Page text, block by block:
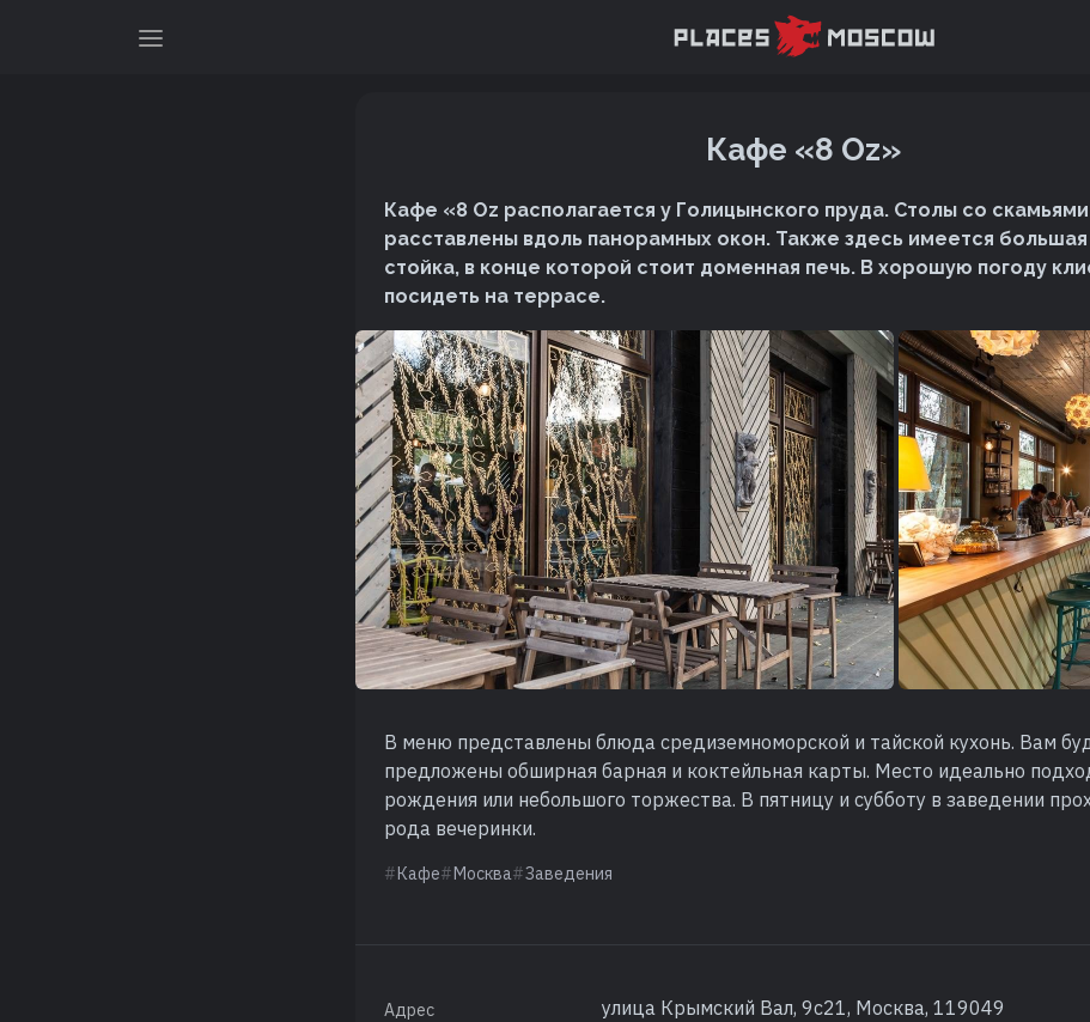
Кафе «8 Oz»
Кафе «8 Oz располагается у Голицынского пруда. Столы со скамьями
расставлены вдоль панорамных окон. Также здесь имеется
стойка, в конце которой стоит доменная печь. В хорошую погоду
посидеть на террасе.
В меню представлены блюда средиземноморской и тайской кухонь. Вам
предложены обширная барная и коктейльная карты. Место идеально
рождения или небольшого торжества. В пятницу и субботу в заведении
рода вечеринки.
Кафе Москва Заведения
Адрес улица Крымский Вал, 9с21, Москва, 119049